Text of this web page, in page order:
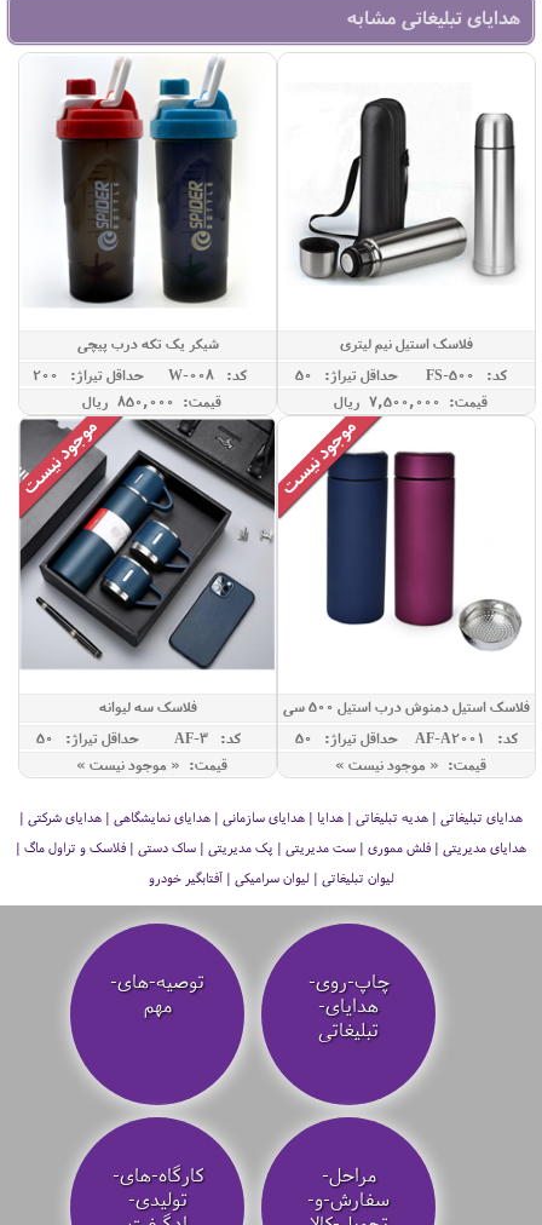
هدایای تبلیغاتی مشابه
فلاسک استیل نیم لیتری
کد: FS-500
حداقل تيراژ: 50
قیمت: 7,500,000 ريال
شیکر یک تکه درب پیچی
کد: W-008
حداقل تيراژ: 200
قیمت: 850,000 ريال
فلاسک استیل دمنوش درب استیل 500 سی
کد: AF-A2001
حداقل تيراژ: 50
قیمت: « موجود نیست »
فلاسک سه لیوانه
کد: AF-3
حداقل تيراژ: 50
قیمت: « موجود نیست »
هدایای تبلیغاتی | هدیه تبلیغاتی | هدایا | هدایای سازمانی | هدایای نمایشگاهی | هدایای شرکتی |
هدایای مدیریتی | فلش مموری | ست مدیریتی | پک مدیریتی | ساک دستی | فلاسک و تراول ماگ |
لیوان تبلیغاتی | لیوان سرامیکی | آفتابگیر خودرو
چاپ-روی-
هدایای-
تبلیغاتی
توصیه‌-های-
مهم
مراحل-
سفارش-و-
کارگاه-های-
تولیدی-